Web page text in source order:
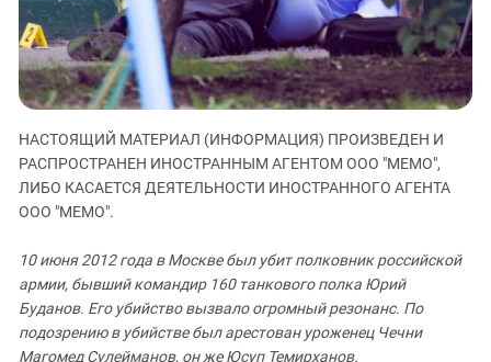
ЗАСТАВЛЯЕТ
КАВКАЗ ЗА ПАЛЕСТИНУ
ИНАКОМЫСЛИЕ В ЧЕЧНЕ
ПРЕСЛЕДОВАНИЕ АКТИВИСТОВ
МОБИЛИЗАЦИЯ И ПРОТЕСТЫ
Дагестан
Ингушетия
Кабардино-Балкария
Карачаево-Черкесия
Краснодарский край
Нагорный Карабах
Российская Федерация
Ростовская область
Северная Осетия - Алания
СКФО
НАСТОЯЩИЙ МАТЕРИАЛ (ИНФОРМАЦИЯ) ПРОИЗВЕДЕН И
РАСПРОСТРАНЕН ИНОСТРАННЫМ АГЕНТОМ ООО "МЕМО",
ЛИБО КАСАЕТСЯ ДЕЯТЕЛЬНОСТИ ИНОСТРАННОГО АГЕНТА
ООО "МЕМО".
10 июня 2012 года в Москве был убит полковник российской
армии, бывший командир 160 танкового полка Юрий
Буданов. Его убийство вызвало огромный резонанс. По
подозрению в убийстве был арестован уроженец Чечни
Магомед Сулейманов, он же Юсуп Темирханов.